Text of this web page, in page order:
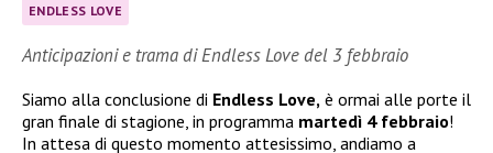
ENDLESS LOVE
Anticipazioni e trama di Endless Love del 3 febbraio
Siamo alla conclusione di Endless Love, è ormai alle porte il
gran finale di stagione, in programma martedì 4 febbraio!
In attesa di questo momento attesissimo, andiamo a